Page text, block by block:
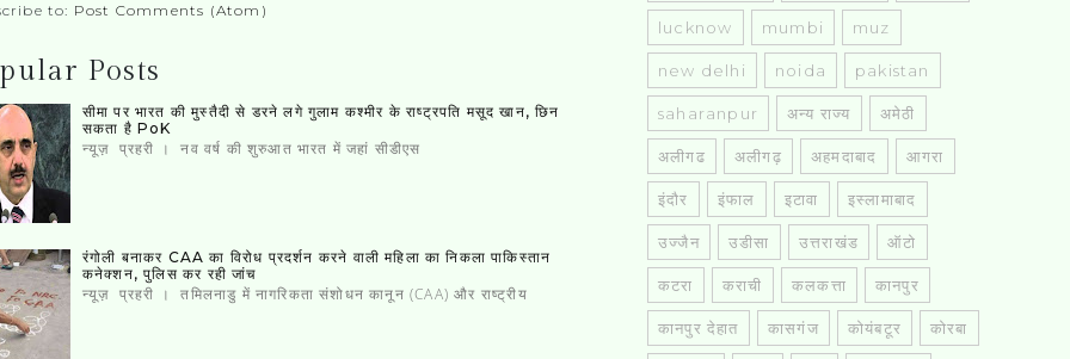
to: Post Comments (Atom)
Posts
सीमा पर भारत की मुस्‍तैदी से डरने लगे गुलाम कश्‍मीर के राष्‍ट्रपति मसूद खान, छिन
सकता है PoK
न्यूज़ प्रहरी । नव वर्ष की शुरुआत भारत में जहां सीडीएस
रंगोली बनाकर CAA का विरोध प्रदर्शन करने वाली महिला का निकला पाकिस्‍तान
कनेक्‍शन, पुलिस कर रही जांच
न्यूज़ प्रहरी । तमिलनाडु में नागरिकता संशोधन कानून (CAA) और राष्ट्रीय
lucknow mumbi muz
new delhi noida pakistan
saharanpur अन्य राज्य अमेठी
अलीगढ अलीगढ़ अहमदाबाद आगरा
इंदौर इंफाल इटावा इस्लामाबाद
उज्जैन उडीसा उत्तराखंड ऑटो
कटरा कराची कलकत्ता कानपुर
कानपुर देहात कासगंज कोयंबटूर कोरबा